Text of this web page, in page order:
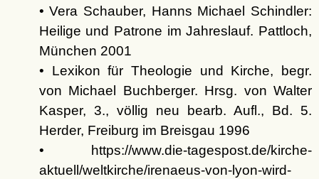
• Vera Schauber, Hanns Michael Schindler:
Heilige und Patrone im Jahreslauf. Pattloch,
München 2001
• Lexikon für Theologie und Kirche, begr.
von Michael Buchberger. Hrsg. von Walter
Kasper, 3., völlig neu bearb. Aufl., Bd. 5.
Herder, Freiburg im Breisgau 1996
• https://www.die-tagespost.de/kirche-
aktuell/weltkirche/irenaeus-von-lyon-wird-